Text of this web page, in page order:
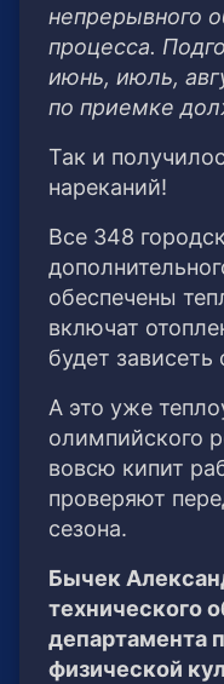
непрерывного
процесса.
июнь, июль,
по приемке
Так и
нареканий!
Все 348
обеспечены
включат
будет
А это уже
олимпийского
вовсю кипит
проверяют
сезона.
Бычек
технического
департамента
физической